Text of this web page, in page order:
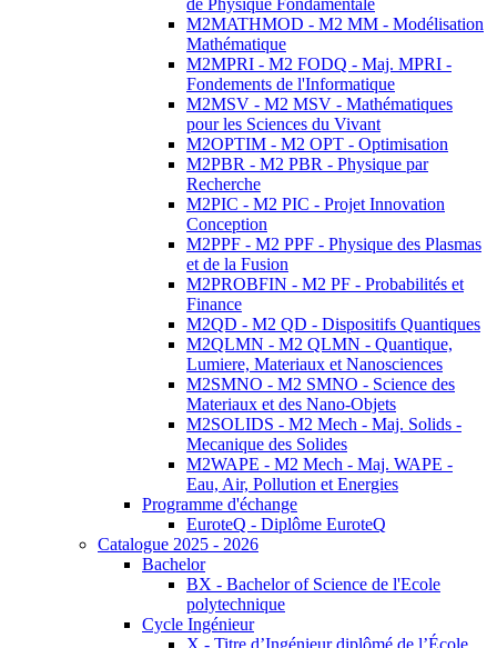
de Physique Fondamentale
M2MATHMOD - M2 MM - Modélisation
Mathématique
M2MPRI - M2 FODQ - Maj. MPRI -
Fondements de l'Informatique
M2MSV - M2 MSV - Mathématiques
pour les Sciences du Vivant
M2OPTIM - M2 OPT - Optimisation
M2PBR - M2 PBR - Physique par
Recherche
M2PIC - M2 PIC - Projet Innovation
Conception
M2PPF - M2 PPF - Physique des Plasmas
et de la Fusion
M2PROBFIN - M2 PF - Probabilités et
Finance
M2QD - M2 QD - Dispositifs Quantiques
M2QLMN - M2 QLMN - Quantique,
Lumiere, Materiaux et Nanosciences
M2SMNO - M2 SMNO - Science des
Materiaux et des Nano-Objets
M2SOLIDS - M2 Mech - Maj. Solids -
Mecanique des Solides
M2WAPE - M2 Mech - Maj. WAPE -
Eau, Air, Pollution et Energies
Programme d'échange
EuroteQ - Diplôme EuroteQ
Catalogue 2025 - 2026
Bachelor
BX - Bachelor of Science de l'Ecole
polytechnique
Cycle Ingénieur
X - Titre d’Ingénieur diplômé de l’École